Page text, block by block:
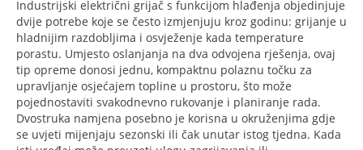
Industrijski električni grijač s funkcijom hlađenja objedinjuje
dvije potrebe koje se često izmjenjuju kroz godinu: grijanje u
hladnijim razdobljima i osvježenje kada temperature
porastu. Umjesto oslanjanja na dva odvojena rješenja, ovaj
tip opreme donosi jednu, kompaktnu polaznu točku za
upravljanje osjećajem topline u prostoru, što može
pojednostaviti svakodnevno rukovanje i planiranje rada.
Dvostruka namjena posebno je korisna u okruženjima gdje
se uvjeti mijenjaju sezonski ili čak unutar istog tjedna. Kada